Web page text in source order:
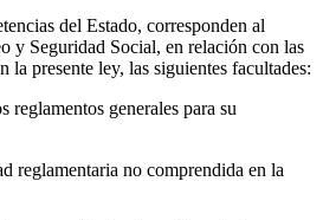
del Estado, corresponden al
y Seguridad Social, en relación con las
la presente ley, las siguientes facultades:
reglamentos generales para su
reglamentaria no comprendida en la